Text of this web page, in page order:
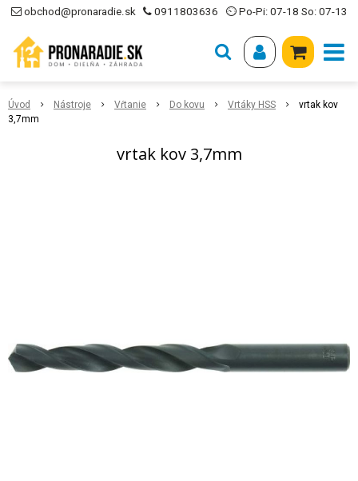
obchod@pronaradie.sk 0911803636 ⏲ Po-Pi: 07-18 So: 07-13
Úvod Nástroje Vŕtanie Do kovu Vrtáky HSS
vrtak kov
3,7mm
vrtak kov 3,7mm